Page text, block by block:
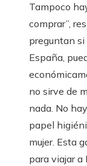
Tampoco
comprar”,
preguntan si
España,
no sirve de
nada. No
papel
mujer. Esta
para viajar a